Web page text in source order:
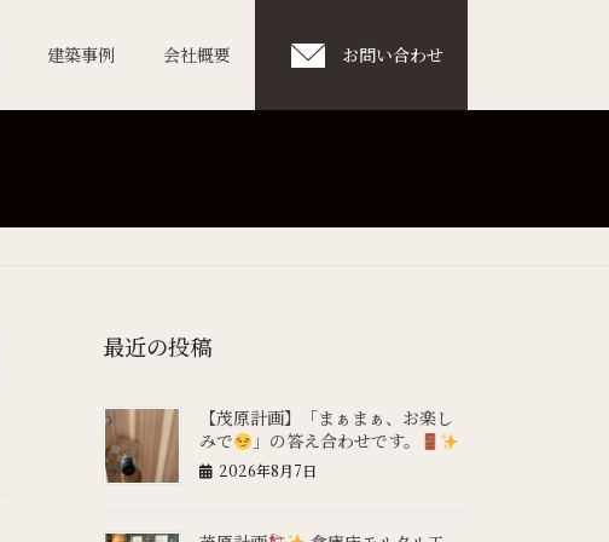
建築事例 会社概要 お問い合わせ
最近の投稿
【茂原計画】「まぁまぁ、お楽し
みで
」の答え合わせです。
2026年8月7日